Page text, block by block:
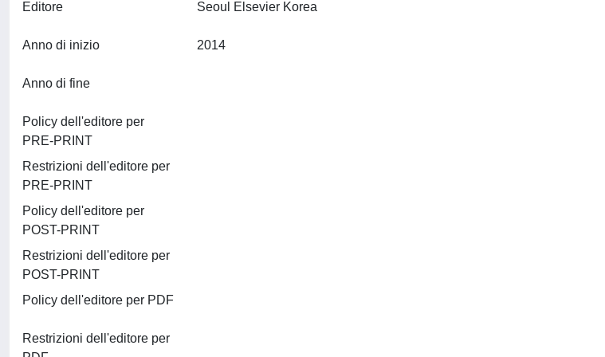
Editore
Anno di inizio
Anno di fine
Policy dell'editore per
PRE-PRINT
Restrizioni dell'editore per
PRE-PRINT
Policy dell'editore per
POST-PRINT
Restrizioni dell'editore per
POST-PRINT
Policy dell'editore per PDF
Restrizioni dell'editore per